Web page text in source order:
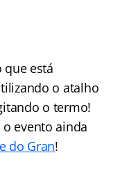
está
o atalho
o termo!
evento ainda
do Gran!